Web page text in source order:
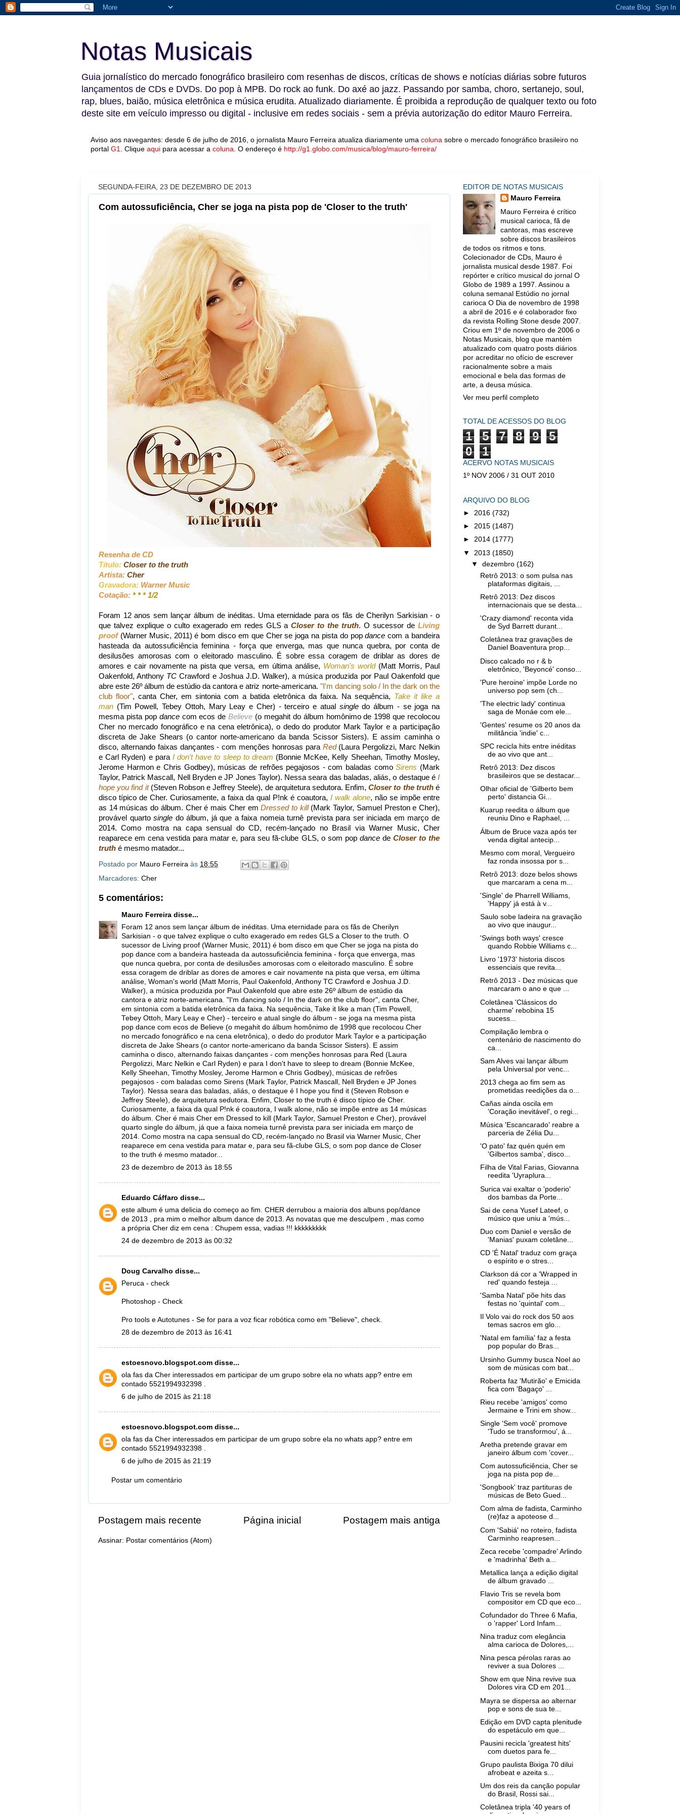
Notas Musicais
Guia jornalístico do mercado fonográfico brasileiro com resenhas de discos, críticas de shows e notícias diárias sobre futuros
lançamentos de CDs e DVDs. Do pop à MPB. Do rock ao funk. Do axé ao jazz. Passando por samba, choro, sertanejo, soul,
rap, blues, baião, música eletrônica e música erudita. Atualizado diariamente. É proibida a reprodução de qualquer texto ou foto
deste site em veículo impresso ou digital - inclusive em redes sociais - sem a prévia autorização do editor Mauro Ferreira.
Aviso aos navegantes: desde 6 de julho de 2016, o jornalista Mauro Ferreira atualiza diariamente uma coluna sobre o mercado fonográfico brasileiro no
portal G1 Clique aqui para acessar a coluna O endereço é http://g1.globo.com/musica/blog/mauro-ferreira/
SEGUNDA-FEIRA, 23 DE DEZEMBRO DE 2013
Com autossuficiência, Cher se joga na pista pop de 'Closer to the truth'
Resenha de CD
Título: Closer to the truth
Artista: Cher
Gravadora: Warner Music
Cotação: * * * 1/2
Foram 12 anos sem lançar álbum de inéditas. Uma eternidade para os fãs de Cherilyn Sarkisian - o
que talvez explique o culto exagerado em redes GLS aCloser to the truth. O sucessor deLiving
proof(Warner Music, 2011) é bom disco em que Cher se joga na pista do popdance com a bandeira
hasteada da autossuficiência feminina - força que enverga, mas que nunca quebra, por conta de
desilusões amorosas com o eleitorado masculino. É sobre essa coragem de driblar as dores de
amores e cair novamente na pista que versa, em última análise, Woman's world(Matt Morris, Paul
Oakenfold, Anthony TC Crawford e Joshua J.D. Walker), a música produzida por Paul Oakenfold que
abre este 26º álbum de estúdio da cantora e atriz norte-americana. "I'm dancing solo / In the dark on the
club floor", canta Cher, em sintonia com a batida eletrônica da faixa. Na sequência, Take it like a
man (Tim Powell, Tebey Ottoh, Mary Leay e Cher) - terceiro e atual singledo álbum - se joga na
mesma pista pop dancecom ecos deBelieve (o megahit do álbum homônimo de 1998 que recolocou
Cher no mercado fonográfico e na cena eletrônica), o dedo do produtor Mark Taylor e a participação
discreta de Jake Shears (o cantor norte-americano da banda Scissor Sisters). E assim caminha o
disco, alternando faixas dançantes - com menções honrosas para Red (Laura Pergolizzi, Marc Nelkin
e Carl Ryden) e para I don't have to sleep to dream (Bonnie McKee, Kelly Sheehan, Timothy Mosley,
Jerome Harmon e Chris Godbey), músicas de refrões pegajosos - com baladas comoSirens (Mark
Taylor, Patrick Mascall, Nell Bryden e JP Jones Taylor). Nessa seara das baladas, aliás, o destaque é I
hope you find it(Steven Robson e Jeffrey Steele), de arquitetura sedutora. Enfim,Closer to the truthé
disco típico de Cher. Curiosamente, a faixa da qual P!nk é coautora, I walk alone, não se impõe entre
as 14 músicas do álbum. Cher é mais Cher emDressed to kill(Mark Taylor, Samuel Preston e Cher),
provável quartosingle do álbum, já que a faixa nomeia turnê prevista para ser iniciada em março de
2014. Como mostra na capa sensual do CD, recém-lançado no Brasil via Warner Music, Cher
reaparece em cena vestida para matar e, para seu fã-clube GLS, o som pop dancede Closer to the
truth é mesmo matador...
Postado por Mauro Ferreira às 18:55
Marcadores: Cher
5 comentários:
Mauro Ferreira disse...
Foram 12 anos sem lançar álbum de inéditas. Uma eternidade para os fãs de Cherilyn
Sarkisian - o que talvez explique o culto exagerado em redes GLS a Closer to the truth. O
sucessor de Living proof (Warner Music, 2011) é bom disco em que Cher se joga na pista do
pop dance com a bandeira hasteada da autossuficiência feminina - força que enverga, mas
que nunca quebra, por conta de desilusões amorosas com o eleitorado masculino. É sobre
essa coragem de driblar as dores de amores e cair novamente na pista que versa, em última
análise, Woman's world (Matt Morris, Paul Oakenfold, Anthony TC Crawford e Joshua J.D.
Walker), a música produzida por Paul Oakenfold que abre este 26º álbum de estúdio da
cantora e atriz norte-americana. "I'm dancing solo / In the dark on the club floor", canta Cher,
em sintonia com a batida eletrônica da faixa. Na sequência, Take it like a man (Tim Powell,
Tebey Ottoh, Mary Leay e Cher) - terceiro e atual single do álbum - se joga na mesma pista
pop dance com ecos de Believe (o megahit do álbum homônimo de 1998 que recolocou Cher
no mercado fonográfico e na cena eletrônica), o dedo do produtor Mark Taylor e a participação
discreta de Jake Shears (o cantor norte-americano da banda Scissor Sisters). E assim
caminha o disco, alternando faixas dançantes - com menções honrosas para Red (Laura
Pergolizzi, Marc Nelkin e Carl Ryden) e para I don't have to sleep to dream (Bonnie McKee,
Kelly Sheehan, Timothy Mosley, Jerome Harmon e Chris Godbey), músicas de refrões
pegajosos - com baladas como Sirens (Mark Taylor, Patrick Mascall, Nell Bryden e JP Jones
Taylor). Nessa seara das baladas, aliás, o destaque é I hope you find it (Steven Robson e
Jeffrey Steele), de arquitetura sedutora. Enfim, Closer to the truth é disco típico de Cher.
Curiosamente, a faixa da qual P!nk é coautora, I walk alone, não se impõe entre as 14 músicas
do álbum. Cher é mais Cher em Dressed to kill (Mark Taylor, Samuel Preston e Cher), provável
quarto single do álbum, já que a faixa nomeia turnê prevista para ser iniciada em março de
2014. Como mostra na capa sensual do CD, recém-lançado no Brasil via Warner Music, Cher
reaparece em cena vestida para matar e, para seu fã-clube GLS, o som pop dance de Closer
to the truth é mesmo matador...
23 de dezembro de 2013 às 18:55
Eduardo Cáffaro disse...
este album é uma delicia do começo ao fim. CHER derrubou a maioria dos albuns pop/dance
de 2013 , pra mim o melhor album dance de 2013. As novatas que me desculpem , mas como
a própria Cher diz em cena : Chupem essa, vadias !!! kkkkkkkkk
24 de dezembro de 2013 às 00:32
Doug Carvalho disse...
Peruca - check
Photoshop - Check
Pro tools e Autotunes - Se for para a voz ficar robótica como em "Believe", check.
28 de dezembro de 2013 às 16:41
estoesnovo.blogspot.com disse...
ola fas da Cher interessados em participar de um grupo sobre ela no whats app? entre em
contado 5521994932398 .
6 de julho de 2015 às 21:18
estoesnovo.blogspot.com disse...
ola fas da Cher interessados em participar de um grupo sobre ela no whats app? entre em
contado 5521994932398 .
6 de julho de 2015 às 21:19
Postar um comentário
Postagem mais recente Postagem mais antiga
Página inicial
Assinar: Postar comentários (Atom)
EDITOR DE NOTAS MUSICAIS
Mauro Ferreira
Mauro Ferreira é crítico
musical carioca, fã de
cantoras, mas escreve
sobre discos brasileiros
de todos os ritmos e tons.
Colecionador de CDs, Mauro é
jornalista musical desde 1987. Foi
repórter e crítico musical do jornal O
Globo de 1989 a 1997. Assinou a
coluna semanal Estúdio no jornal
carioca O Dia de novembro de 1998
a abril de 2016 e é colaborador fixo
da revista Rolling Stone desde 2007.
Criou em 1º de novembro de 2006 o
Notas Musicais, blog que mantém
atualizado com quatro posts diários
por acreditar no ofício de escrever
racionalmente sobre a mais
emocional e bela das formas de
arte, a deusa música.
Ver meu perfil completo
TOTAL DE ACESSOS DO BLOG
1 5 7 8 9
5
0
1
ACERVO NOTAS MUSICAIS
1º NOV 2006 / 31 OUT 2010
ARQUIVO DO BLOG
► 2016 (732)
► 2015 (1487)
► 2014 (1777)
▼ 2013 (1850)
▼dezembro(162)
Retrô 2013: o som pulsa nas
plataformas digitais, ...
Retrô 2013: Dez discos
internacionais que se desta...
'Crazy diamond' reconta vida
de Syd Barrett durant...
Coletânea traz gravações de
Daniel Boaventura prop...
Disco calcado no r & b
eletrônico, 'Beyoncé' conso...
'Pure heroine' impõe Lorde no
universo pop sem (ch...
'The electric lady' continua
saga de Monáe com ele...
'Gentes' resume os 20 anos da
militância 'indie' c...
SPC recicla hits entre inéditas
de ao vivo que ant...
Retrô 2013: Dez discos
brasileiros que se destacar...
Olhar oficial de 'Gilberto bem
perto' distancia Gi...
Kuarup reedita o álbum que
reuniu Dino e Raphael, ...
Álbum de Bruce vaza após ter
venda digital antecip...
Mesmo com moral, Vergueiro
faz ronda insossa por s...
Retrô 2013: doze belos shows
que marcaram a cena m...
'Single' de Pharrell Williams,
'Happy' já está à v...
Saulo sobe ladeira na gravação
ao vivo que inaugur...
'Swings both ways' cresce
quando Robbie Williams c...
Livro '1973' historia discos
essenciais que revita...
Retrô 2013 - Dez músicas que
marcaram o ano e que ...
Coletânea 'Clássicos do
charme' rebobina 15
sucess...
Compilação lembra o
centenário de nascimento do
ca...
Sam Alves vai lançar álbum
pela Universal por venc...
2013 chega ao fim sem as
prometidas reedições da o...
Cañas ainda oscila em
'Coração inevitável', o regi...
Música 'Escancarado' reabre a
parceria de Zélia Du...
'O pato' faz quén quén em
'Gilbertos samba', disco...
Filha de Vital Farias, Giovanna
reedita 'Uyraplura...
Surica vai exaltar o 'poderio'
dos bambas da Porte...
Sai de cena Yusef Lateef, o
músico que uniu a 'mús...
Duo com Daniel e versão de
'Manias' puxam coletâne...
CD 'É Natal' traduz com graça
o espírito e o stres...
Clarkson dá cor a 'Wrapped in
red' quando festeja ...
'Samba Natal' põe hits das
festas no 'quintal' com...
Il Volo vai do rock dos 50 aos
temas sacros em glo...
'Natal em família' faz a festa
pop popular do Bras...
Ursinho Gummy busca Noel ao
som de músicas com bat...
Roberta faz 'Mutirão' e Emicida
fica com 'Bagaço' ...
Rieu recebe 'amigos' como
Jermaine e Trini em show...
Single 'Sem você' promove
'Tudo se transformou', á...
Aretha pretende gravar em
janeiro álbum com 'cover...
Com autossuficiência, Cher se
joga na pista pop de...
'Songbook' traz partituras de
músicas de Beto Gued...
Com alma de fadista, Carminho
(re)faz a apoteose d...
Com 'Sabiá' no roteiro, fadista
Carminho reapresen...
Zeca recebe 'compadre' Arlindo
e 'madrinha' Beth a...
Metallica lança a edição digital
de álbum gravado ...
Flavio Tris se revela bom
compositor em CD que eco...
Cofundador do Three 6 Mafia,
o 'rapper' Lord Infam...
Nina traduz com elegância
alma carioca de Dolores,...
Nina pesca pérolas raras ao
reviver a sua Dolores ...
Show em que Nina revive sua
Dolores vira CD em 201...
Mayra se dispersa ao alternar
pop e sons de sua te...
Edição em DVD capta plenitude
do espetáculo em que...
Pausini recicla 'greatest hits'
com duetos para fe...
Grupo paulista Bixiga 70 dilui
afrobeat e azeita s...
Um dos reis da canção popular
do Brasil, Rossi sai...
Coletânea tripla '40 years of